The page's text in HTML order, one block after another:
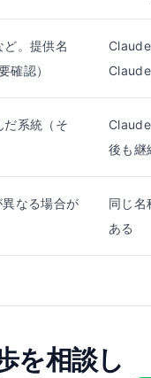
。提供名
確認）
系統（そ
後も継
なる場合が
同じ名
ある
を相談し